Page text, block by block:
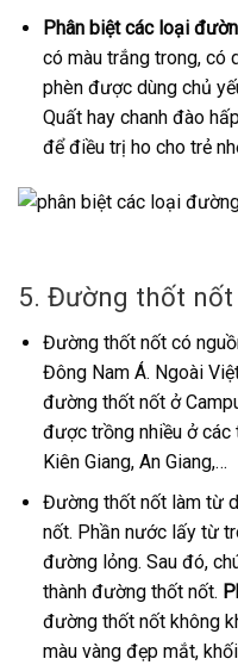
Phân biệt các loại
có màu trắng trong, có
phèn được dùng chủ
Quất hay chanh đào
để điều trị ho cho trẻ
5. Đường thốt nốt
Đường thốt nốt có
Đông Nam Á. Ngoài
đường thốt nốt ở
được trồng nhiều ở các
Kiên Giang, An Giang,…
Đường thốt nốt làm từ
nốt. Phần nước lấy từ
đường lỏng. Sau đó,
thành đường thốt nốt.
đường thốt nốt không
màu vàng đẹp mắt,